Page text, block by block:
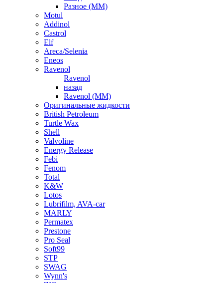
Разное (ММ)
Motul
Addinol
Castrol
Elf
Areca/Selenia
Eneos
Ravenol
Ravenol
назад
Ravenol (ММ)
Оригинальные жидкости
British Petroleum
Turtle Wax
Shell
Valvoline
Energy Release
Febi
Fenom
Total
K&W
Lotos
Lubrifilm, AVA-car
MARLY
Permatex
Prestone
Pro Seal
Soft99
STP
SWAG
Wynn's